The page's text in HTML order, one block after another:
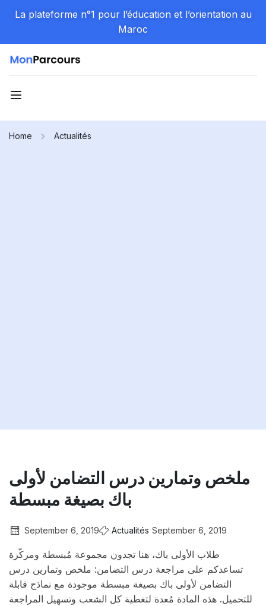
La plateforme n°1 pour l’éducation et l’orientation au
Maroc
Home Actualités
ملخص وتمارين درس التضامن لأولى
باك بصيغة مبسطة
September 6, 2019 Actualités September 6, 2019
طلاب الأولى باك، هنا تجدون مجموعة مُبسطة ومركّزة
تساعدكم على مراجعة درس التضامن: ملخص وتمارين درس
التضامن لأولى باك بصيغة مبسطة موجودة مع نماذج قابلة
للتحميل. هذه المادة مُعدة لتغطية كل الشعب وتسهيل المراجعة